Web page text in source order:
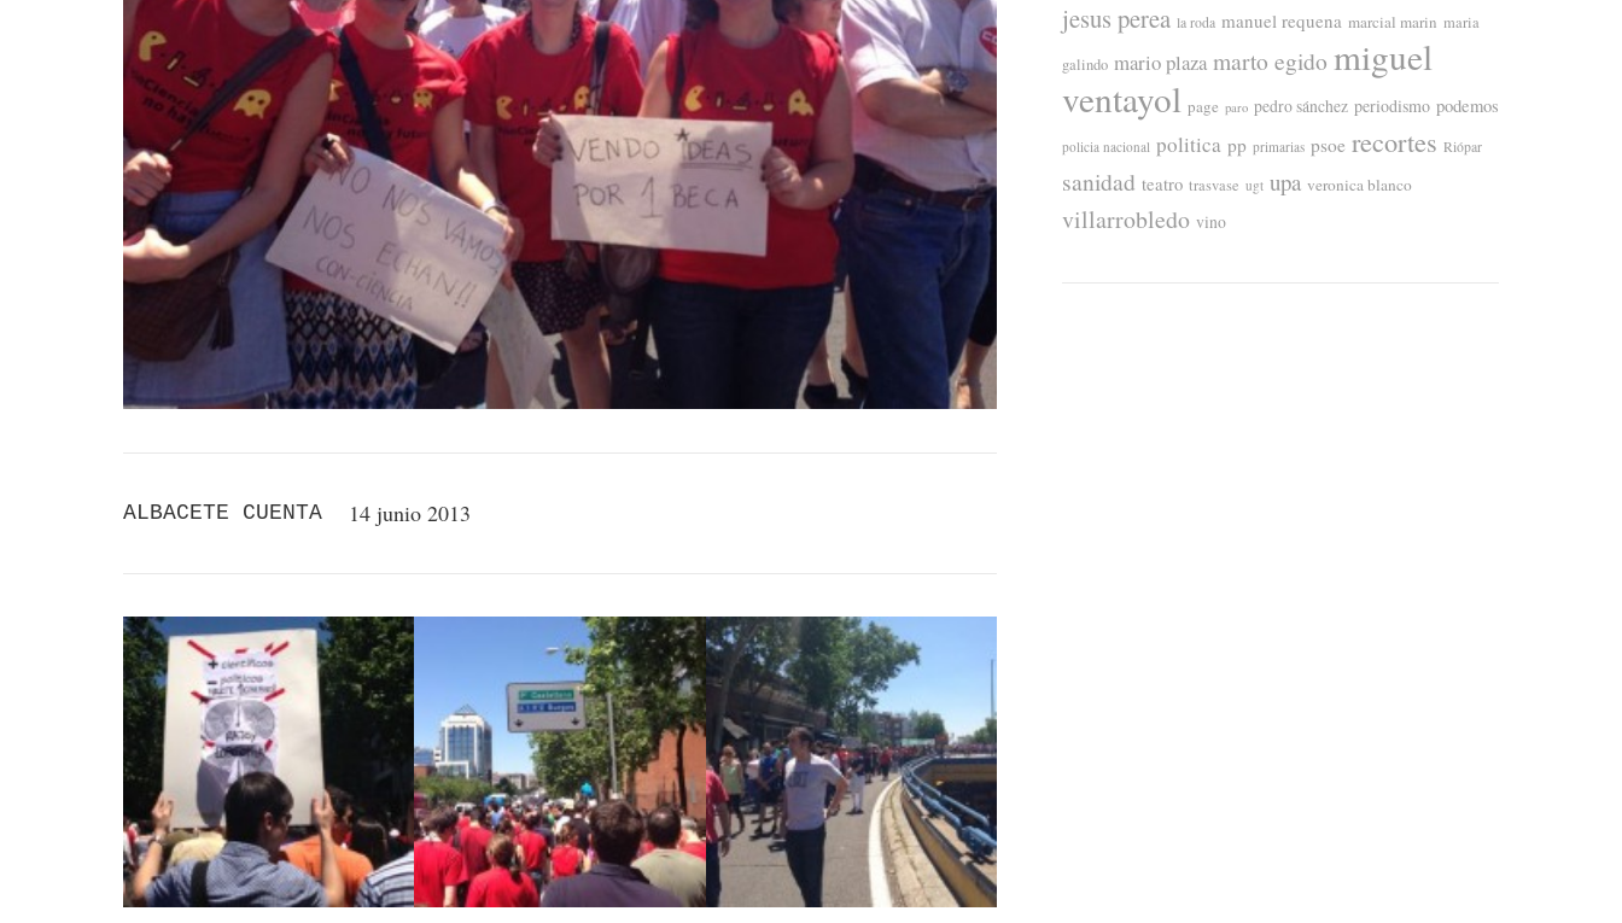
ALBACETE CUENTA 14 junio 2013
jesus perea la roda manuel requena marcial marin maria
galindo mario plaza marto egido miguel
ventayol page paro pedro sánchez periodismo podemos
policia nacional politica pp primarias psoe recortes Riópar
sanidad teatro trasvase ugt upa veronica blanco
villarrobledo vino